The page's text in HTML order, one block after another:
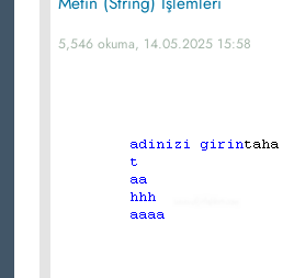
5,546 okuma, 14.05.2025 15:58